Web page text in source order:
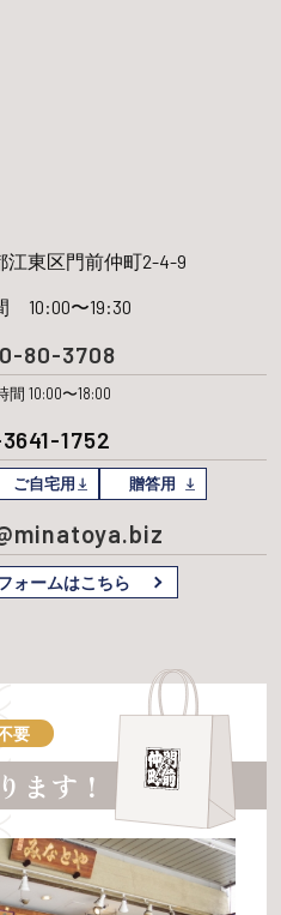
江東区門前仲町2-4-9
10:00〜19:30
80-3708
10:00〜18:00
1752
ご自宅用 贈答用
ォームはこちら
要
ます！